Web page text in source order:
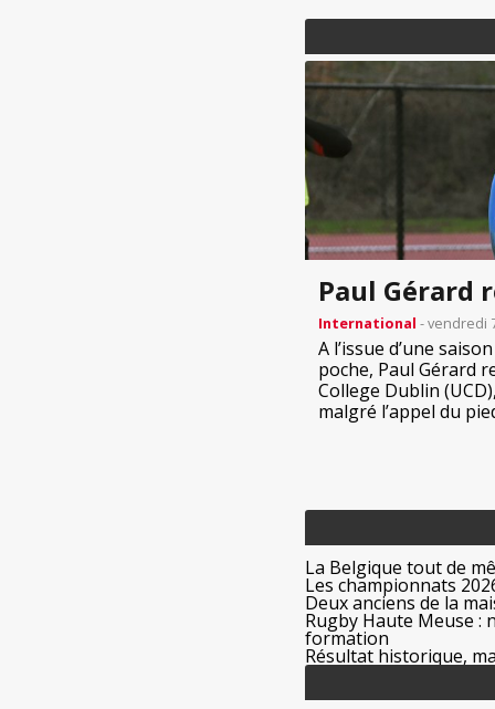
Paul Gérard
International - vendredi
A l’issue d’une
poche, Paul Gérard
College Dublin
malgré l’appel du
La Belgique tout de
Les championnats
Deux anciens de la
Rugby Haute Meuse
formation
Résultat historique,